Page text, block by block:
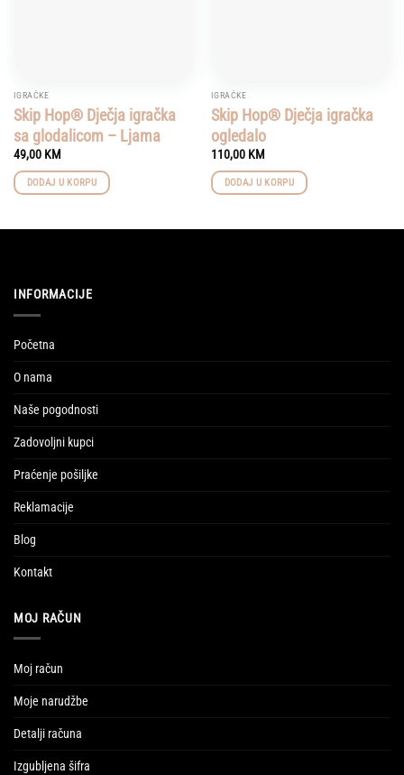
IGRAČKE
Skip Hop® Dječja igračka
sa glodalicom – Ljama
49,00 KM
DODAJ U KORPU
IGRAČKE
Skip Hop® Dječja igračka
ogledalo
110,00 KM
DODAJ U KORPU
INFORMACIJE
Početna
O nama
Naše pogodnosti
Zadovoljni kupci
Praćenje pošiljke
Reklamacije
Blog
Kontakt
MOJ RAČUN
Moj račun
Moje narudžbe
Detalji računa
Izgubljena šifra